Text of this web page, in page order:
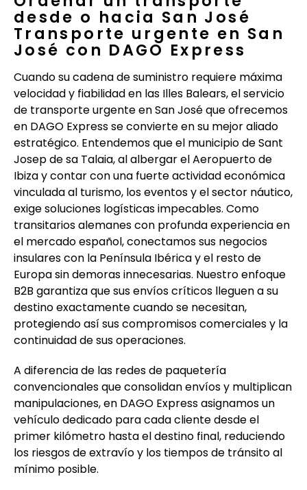
desde o hacia San José
Transporte urgente en San
José con DAGO Express
Cuando su cadena de suministro requiere máxima
velocidad y fiabilidad en las Illes Balears, el servicio
de transporte urgente en San José que ofrecemos
en DAGO Express se convierte en su mejor aliado
estratégico. Entendemos que el municipio de Sant
Josep de sa Talaia, al albergar el Aeropuerto de
Ibiza y contar con una fuerte actividad económica
vinculada al turismo, los eventos y el sector náutico,
exige soluciones logísticas impecables. Como
transitarios alemanes con profunda experiencia en
el mercado español, conectamos sus negocios
insulares con la Península Ibérica y el resto de
Europa sin demoras innecesarias. Nuestro enfoque
B2B garantiza que sus envíos críticos lleguen a su
destino exactamente cuando se necesitan,
protegiendo así sus compromisos comerciales y la
continuidad de sus operaciones.
A diferencia de las redes de paquetería
convencionales que consolidan envíos y multiplican
manipulaciones, en DAGO Express asignamos un
vehículo dedicado para cada cliente desde el
primer kilómetro hasta el destino final, reduciendo
los riesgos de extravío y los tiempos de tránsito al
mínimo posible.